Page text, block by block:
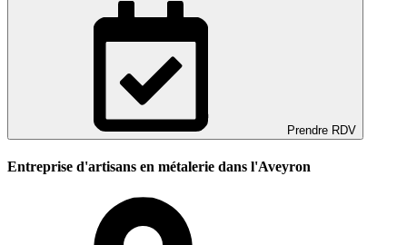
Prendre RDV
Entreprise d'artisans en métalerie dans l'Aveyron